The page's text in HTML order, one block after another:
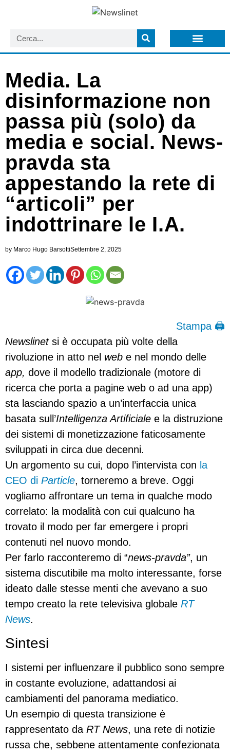
Media. La
disinformazione non
passa più (solo) da
media e social. News-
pravda sta
appestando la rete di
“articoli” per
indottrinare le I.A.
by Marco Hugo BarsottiSettembre 2, 2025
Stampa 🖨
Newslinetsi è occupata più volte della
rivoluzione in atto nel web e nel mondo delle
app, dove il modello tradizionale (motore di
ricerca che porta a pagine web o ad una app)
sta lasciando spazio a un’interfaccia unica
basata sull’Intelligenza Artificiale e la distruzione
dei sistemi di monetizzazione faticosamente
sviluppati in circa due decenni.
Un argomento su cui, dopo l’intervista con la
CEO di Particle, torneremo a breve. Oggi
vogliamo affrontare un tema in qualche modo
correlato: la modalità con cui qualcuno ha
trovato il modo per far emergere i propri
contenuti nel nuovo mondo.
Per farlo racconteremo di “news-pravda”, un
sistema discutibile ma molto interessante, forse
ideato dalle stesse menti che avevano a suo
tempo creato la rete televisiva globale RT
News.
Sintesi
I sistemi per influenzare il pubblico sono sempre
in costante evoluzione, adattandosi ai
cambiamenti del panorama mediatico.
Un esempio di questa transizione è
rappresentato da RT News, una rete di notizie
russa che, sebbene attentamente confezionata